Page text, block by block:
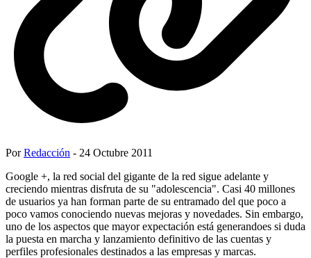
PorRedacción - 24 Octubre 2011
Google +, la red social del gigante de la red sigue adelante y
creciendo mientras disfruta de su "adolescencia". Casi 40 millones
de usuarios ya han forman parte de su entramado del que poco a
poco vamos conociendo nuevas mejoras y novedades. Sin embargo,
uno de los aspectos que mayor expectación está generandoes si duda
la puesta en marcha y lanzamiento definitivo de las cuentas y
perfiles profesionales destinados a las empresas y marcas.